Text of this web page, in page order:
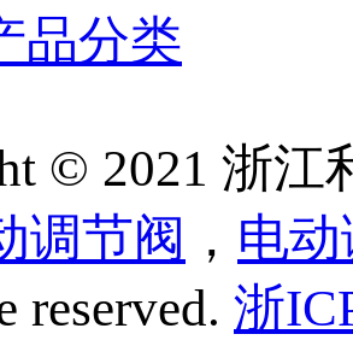
品分类
© 2021 浙
调节阀 ， 电
reserved. 浙